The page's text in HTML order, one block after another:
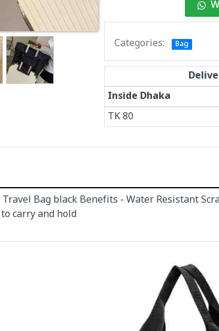
Categories: Bag
Inside Dhaka
TK80
Travel Bag black Benefits - Water Resistant
carry and hold